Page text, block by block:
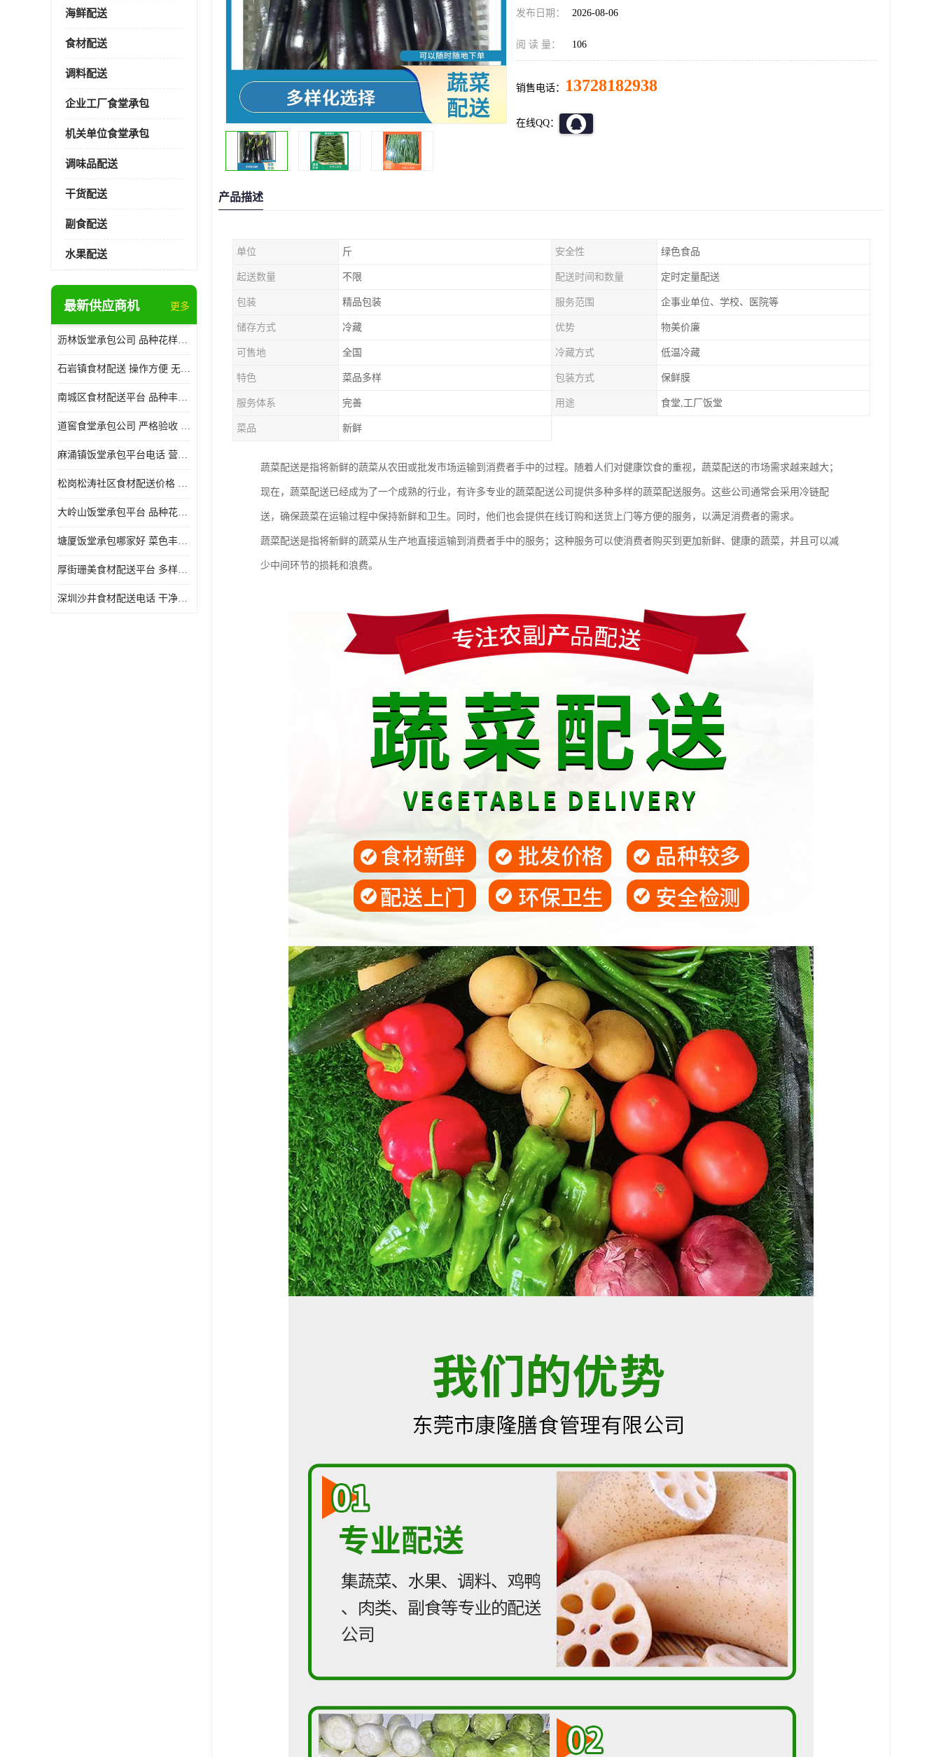
海鲜配送
食材配送
调料配送
企业工厂食堂承包
机关单位食堂承包
调味品配送
干货配送
副食配送
水果配送
最新供应商机 更多
沥林饭堂承包公司 品种花样丰富 提高员工饮食质量
石岩镇食材配送 操作方便 无需亲自管理
南城区食材配送平台 品种丰富 配送时间较短
道窖食堂承包公司 严格验收 维持供膳品质稳定
麻涌镇饭堂承包平台电话 营养均衡 定期推出新菜式
松岗松涛社区食材配送价格 搭配均匀 菜式品种类别多
大岭山饭堂承包平台 品种花样丰富 定期推出新菜式
塘厦饭堂承包哪家好 菜色丰富 大幅度降低食材成本
厚街珊美食材配送平台 多样化选择 提高膳食质量
深圳沙井食材配送电话 干净卫生 无需亲自管理
发布日期： 2026-08-06
阅 读 量： 106
销售电话： 13728182938
在线QQ：
产品描述
单位 斤 安全性 绿色食品
起送数量 不限 配送时间和数量 定时定量配送
包装 精品包装 服务范围 企事业单位、学校、医院等
储存方式 冷藏 优势 物美价廉
可售地 全国 冷藏方式 低温冷藏
特色 菜品多样 包装方式 保鲜膜
服务体系 完善 用途 食堂,工厂饭堂
菜品 新鲜
蔬菜配送是指将新鲜的蔬菜从农田或批发市场运输到消费者手中的过程。随着人们对健康饮食的重视，蔬菜配送的市场需求越来越大；
现在，蔬菜配送已经成为了一个成熟的行业，有许多专业的蔬菜配送公司提供多种多样的蔬菜配送服务。这些公司通常会采用冷链配
送，确保蔬菜在运输过程中保持新鲜和卫生。同时，他们也会提供在线订购和送货上门等方便的服务，以满足消费者的需求。
蔬菜配送是指将新鲜的蔬菜从生产地直接运输到消费者手中的服务；这种服务可以使消费者购买到更加新鲜、健康的蔬菜，并且可以减
少中间环节的损耗和浪费。